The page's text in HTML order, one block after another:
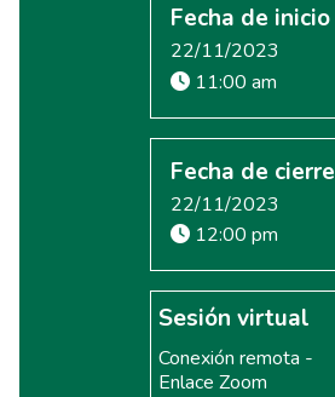
Fecha de inicio
22/11/2023
11:00 am
Fecha de cierre
22/11/2023
12:00 pm
Sesión virtual
Conexión remota -
Enlace Zoom